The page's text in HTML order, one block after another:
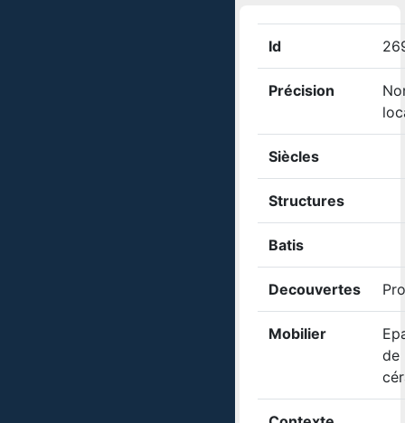
Id
Précision
Siècles
Structures
Batis
Decouvertes
Mobilier
de